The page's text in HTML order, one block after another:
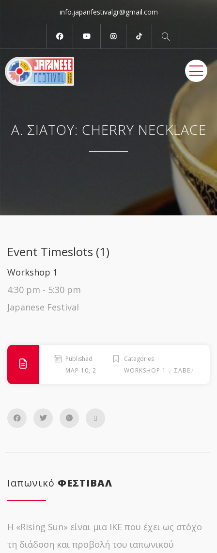
info.japanfestivalgr@gmail.com
Α. ΣΙΑΤΟΥ: CHERRY NECKLACE
Event Timeslots (1)
Workshop 1
4:30 pm - 5:30 pm
Japanese Festival
Published
ΜΑΡ 10, 2026
Categories
WORKSHOP 1
. ΣΆΒΒΑΤΟ
Ιαπωνικό ΦΕΣΤΙΒΑΛ
Η «Rising Sun» είναι μια ΙΚΕ που έχει ως στόχο
τη διάδοση και προβολή του ιαπωνικού